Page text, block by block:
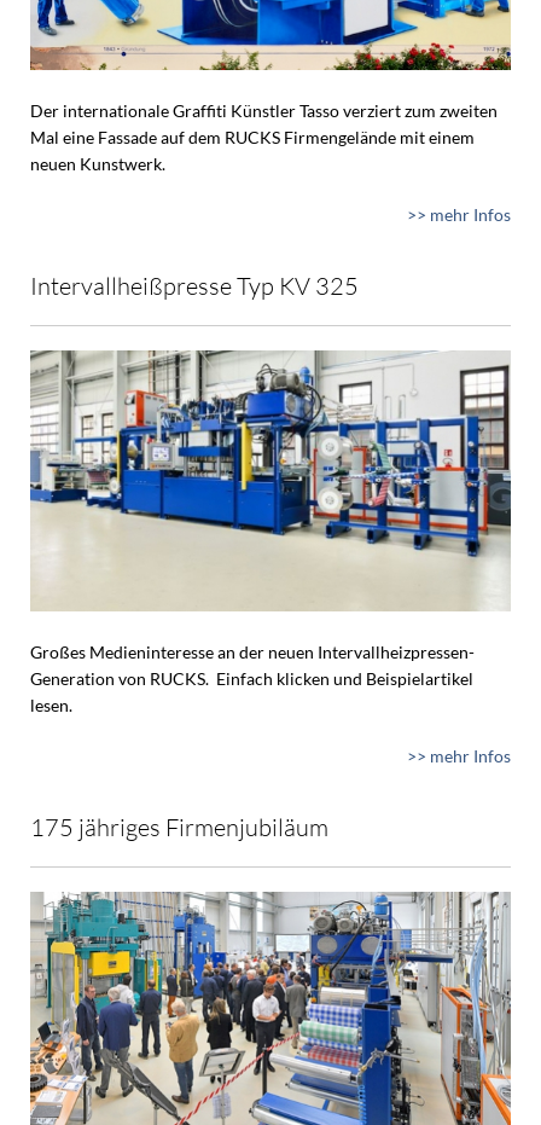
Der internationale Graffiti Künstler Tasso verziert zum zweiten
Mal eine Fassade auf dem RUCKS Firmengelände mit einem
neuen Kunstwerk.
>> mehr Infos
Intervallheißpresse Typ KV 325
Großes Medieninteresse an der neuen Intervallheizpressen-
Generation von RUCKS. Einfach klicken und Beispielartikel
lesen.
>> mehr Infos
175 jähriges Firmenjubiläum